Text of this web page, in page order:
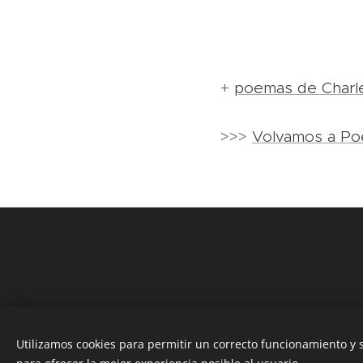
+ poemas de
>>> Volvamos a
Utilizamos cookies para permitir un correcto funcionamiento y